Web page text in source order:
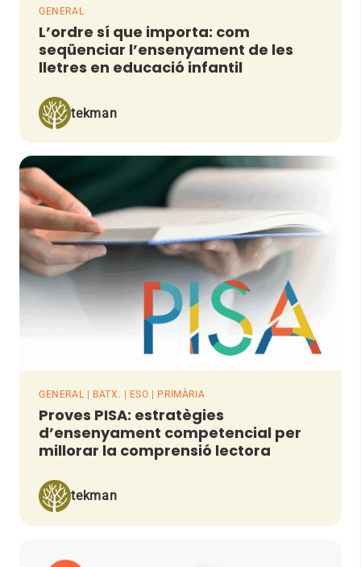
GENERAL
L’ordre sí que importa: com
seqüenciar l’ensenyament de les
lletres en educació infantil
tekman
GENERAL | BATX. | ESO | PRIMÀRIA
Proves PISA: estratègies
d’ensenyament competencial per
millorar la comprensió lectora
tekman